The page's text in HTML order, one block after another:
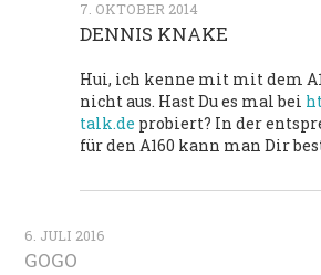
7. OKTOBER 2014
DENNIS KNAKE
Hui, ich kenne mit mit dem
nicht aus. Hast Du es mal bei
talk.de probiert? In der
für den A160 kann man Dir
6. JULI 2016
GOGO